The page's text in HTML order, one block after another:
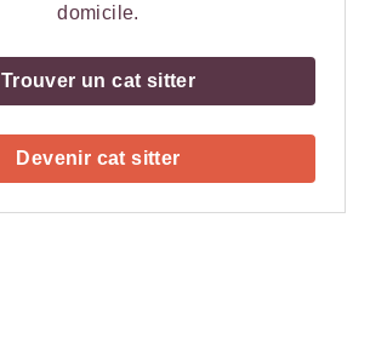
domicile.
Trouver un cat sitter
Devenir cat sitter